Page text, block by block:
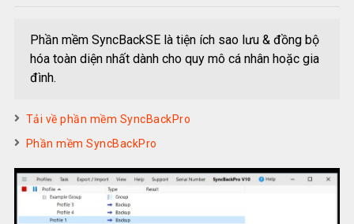
Phần mềm SyncBackSE là tiện ích sao lưu & đồng bộ
hóa toàn diện nhất dành cho quy mô cá nhân hoặc gia
đình.
Tải về phần mềm SyncBackPro
Phần mềm SyncBackPro